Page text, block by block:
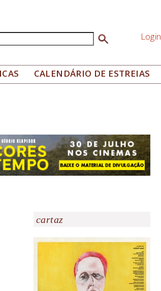
de busca Login
CALENDÁRIO DE ESTREIAS
cartaz